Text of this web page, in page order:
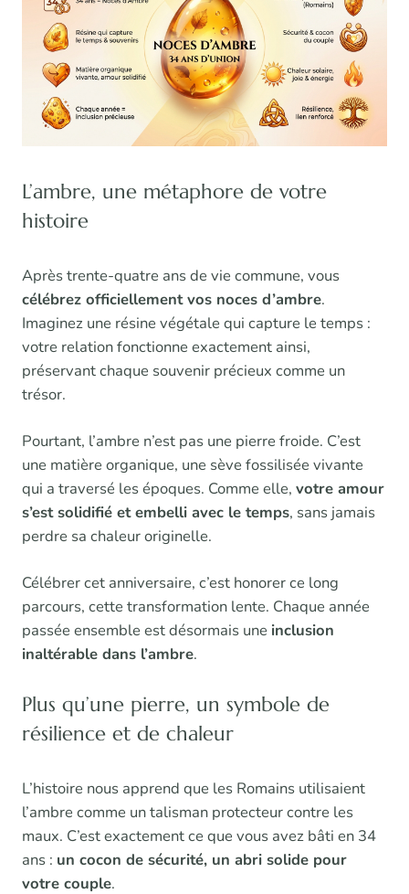
L’ambre, une métaphore de votre
histoire
Après trente-quatre ans de vie commune, vous
célébrez officiellement vos noces d’ambre.
Imaginez une résine végétale qui capture le temps :
votre relation fonctionne exactement ainsi,
préservant chaque souvenir précieux comme un
trésor.
Pourtant, l’ambre n’est pas une pierre froide. C’est
une matière organique, une sève fossilisée vivante
qui a traversé les époques. Comme elle, votre amour
s’est solidifié et embelli avec le temps, sans jamais
perdre sa chaleur originelle.
Célébrer cet anniversaire, c’est honorer ce long
parcours, cette transformation lente. Chaque année
passée ensemble est désormais une inclusion
inaltérable dans l’ambre.
Plus qu’une pierre, un symbole de
résilience et de chaleur
L’histoire nous apprend que les Romains utilisaient
l’ambre comme un talisman protecteur contre les
maux. C’est exactement ce que vous avez bâti en 34
ans : un cocon de sécurité, un abri solide pour
votre couple.